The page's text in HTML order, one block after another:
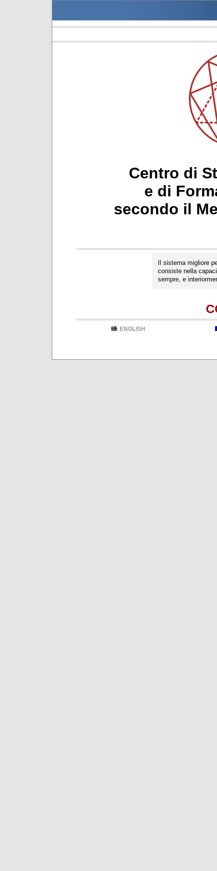
Centro di
e di
secondo il
Il sistema migliore
consiste nella
sempre, e
ENGLISH